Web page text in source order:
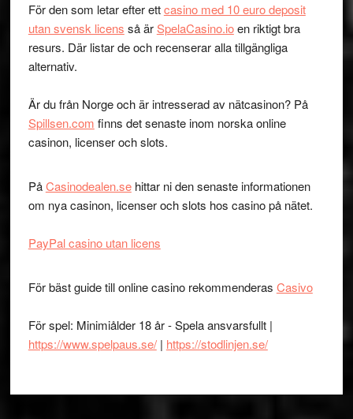
För den som letar efter ettcasino med 10 euro deposit
utan svensk licens så ärSpelaCasino.ioen riktigt bra
resurs. Där listar de och recenserar alla tillgängliga
alternativ.
Är du från Norge och är intresserad av nätcasinon? På
Spillsen.com finns det senaste inom norska online
casinon, licenser och slots.
PåCasinodealen.sehittar ni den senaste informationen
om nya casinon, licenser och slots hos casino på nätet.
PayPal casino utan licens
För bäst guide till online casino rekommenderas Casivo
För spel: Minimiålder 18 år - Spela ansvarsfullt |
https://www.spelpaus.se/| https://stodlinjen.se/